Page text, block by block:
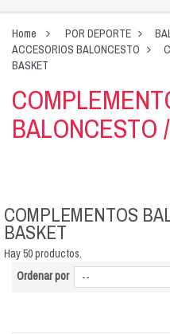
Home POR DEPORTE
ACCESORIOS BALONCESTO
BASKET
BALONCESTO
COMPLEMENTOS
BASKET
Hay 50 productos.
Ordenar por